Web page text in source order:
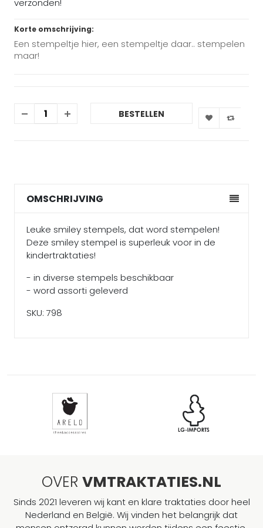
verzonden!
Korte omschrijving:
Een stempeltje hier, een stempeltje daar.. stempelen
maar!
BESTELLEN
OMSCHRIJVING
Leuke smiley stempels, dat word stempelen!
Deze smiley stempel is superleuk voor in de
kindertraktaties!
- in diverse stempels beschikbaar
- word assorti geleverd
SKU: 798
OVER VMTRAKTATIES.NL
Sinds 2021 leveren wij kant en klare traktaties door heel
Nederland en België. Wij vinden het belangrijk dat